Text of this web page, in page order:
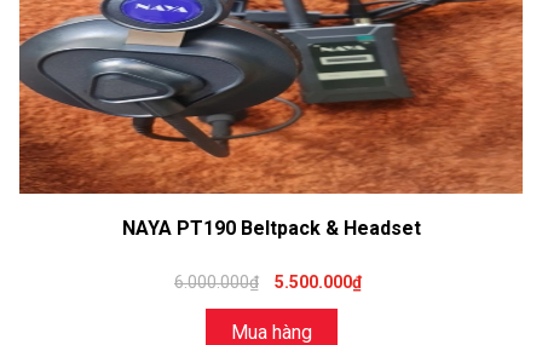
NAYA PT190 Beltpack & Headset
6.000.000₫ 5.500.000₫
Mua hàng